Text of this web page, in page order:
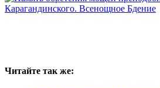
Читайте так же: